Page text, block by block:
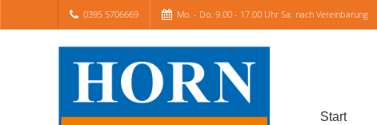
0395 5706669 Mo. - Do. 9.00 - 17.00 Uhr Sa. nach Vereinbarung
Start